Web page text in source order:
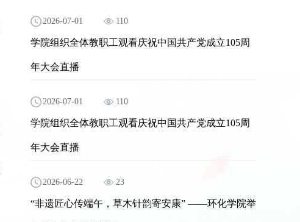
2026-07-01 110
学院组织全体教职工观看庆祝中国共产党成立105周
年大会直播
2026-07-01 110
学院组织全体教职工观看庆祝中国共产党成立105周
年大会直播
2026-06-22 23
“非遗匠心传端午，草木针韵寄安康” ——环化学院举